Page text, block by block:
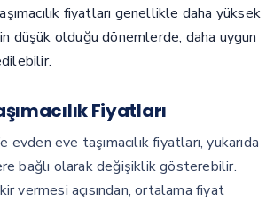
fiyatları genellikle daha yüksek
düşük olduğu dönemlerde, daha uygun
Fiyatları
evden eve taşımacılık fiyatları, yukarıda
bağlı olarak değişiklik gösterebilir.
vermesi açısından, ortalama fiyat